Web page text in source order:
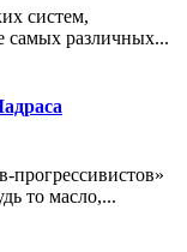
систем,
самых различных...
прогрессивистов»
то масло,...